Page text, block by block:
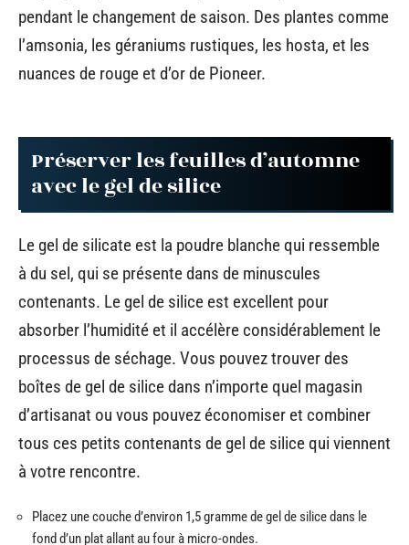
pendant le changement de saison. Des plantes comme
l’amsonia, les géraniums rustiques, les hosta, et les
nuances de rouge et d’or de Pioneer.
Préserver les feuilles d’automne
avec le gel de silice
Le gel de silicate est la poudre blanche qui ressemble
à du sel, qui se présente dans de minuscules
contenants. Le gel de silice est excellent pour
absorber l’humidité et il accélère considérablement le
processus de séchage. Vous pouvez trouver des
boîtes de gel de silice dans n’importe quel magasin
d’artisanat ou vous pouvez économiser et combiner
tous ces petits contenants de gel de silice qui viennent
à votre rencontre.
Placez une couche d’environ 1,5 gramme de gel de silice dans le
fond d’un plat allant au four à micro-ondes.